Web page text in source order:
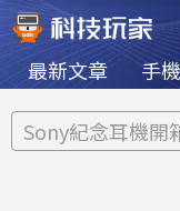
最新文章 手
Sony紀念耳機開